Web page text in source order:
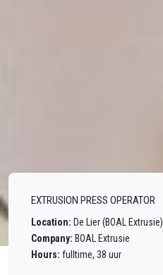
EXTRUSION PRESS OPERATOR
Location: De Lier (BOAL Extrusie)
Company: BOAL Extrusie
Hours: fulltime, 38 uur